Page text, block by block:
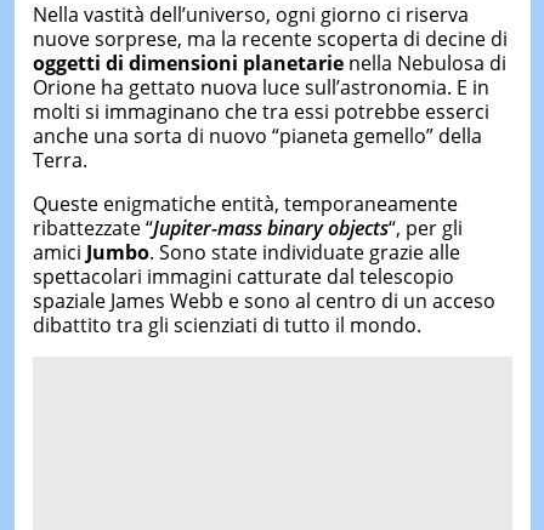
Nella vastità dell’universo, ogni giorno ci riserva
nuove sorprese, ma la recente scoperta di decine di
oggetti di dimensioni planetarienella Nebulosa di
Orione ha gettato nuova luce sull’astronomia. E in
molti si immaginano che tra essi potrebbe esserci
anche una sorta di nuovo “pianeta gemello” della
Terra.
Queste enigmatiche entità, temporaneamente
ribattezzate “Jupiter-mass binary objects“, per gli
amici Jumbo. Sono state individuate grazie alle
spettacolari immagini catturate dal telescopio
spaziale James Webb e sono al centro di un acceso
dibattito tra gli scienziati di tutto il mondo.